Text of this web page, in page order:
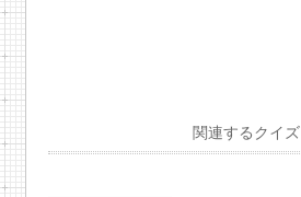
関連するクイズ